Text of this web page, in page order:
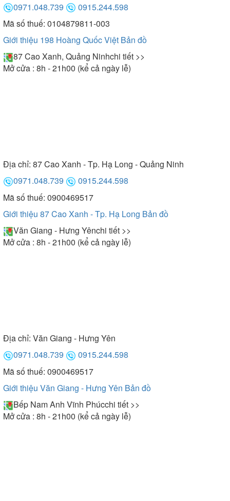
0971.048.739
0915.244.598
Mã số thuế: 0104879811-003
Giới thiệu 198 Hoàng Quốc Việt Bản đồ
87 Cao Xanh, Quảng Ninhchi tiết >>
Mở cửa : 8h - 21h00 (kể cả ngày lễ)
Địa chỉ: 87 Cao Xanh - Tp. Hạ Long - Quảng Ninh
0971.048.739
0915.244.598
Mã số thuế: 0900469517
Giới thiệu 87 Cao Xanh - Tp. Hạ Long Bản đồ
Văn Giang - Hưng Yênchi tiết >>
Mở cửa : 8h - 21h00 (kể cả ngày lễ)
Địa chỉ: Văn Giang - Hưng Yên
0971.048.739
0915.244.598
Mã số thuế: 0900469517
Giới thiệu Văn Giang - Hưng Yên Bản đồ
Bếp Nam Anh Vĩnh Phúcchi tiết >>
Mở cửa : 8h - 21h00 (kể cả ngày lễ)